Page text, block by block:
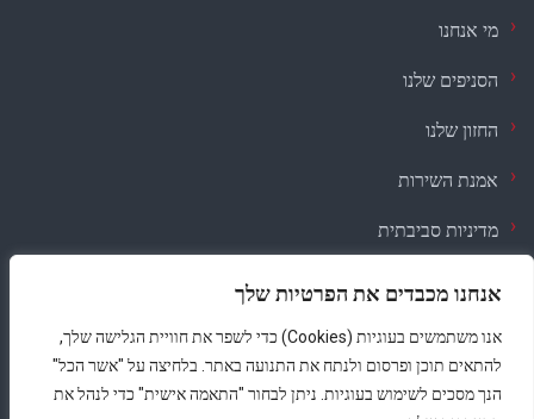
אנחנו מכבדים את הפרטיות שלך
אנו משתמשים בעוגיות (Cookies) כדי לשפר את חוויית הגלישה שלך,
להתאים תוכן ופרסום ולנתח את התנועה באתר. בלחיצה על "אשר הכל"
הנך מסכים לשימוש בעוגיות. ניתן לבחור "התאמה אישית" כדי לנהל את
מי אנחנו
הסניפים שלנו
החזון שלנו
אמנת השירות
מדיניות סביבתית
תקנון · נגישות · פרטיות